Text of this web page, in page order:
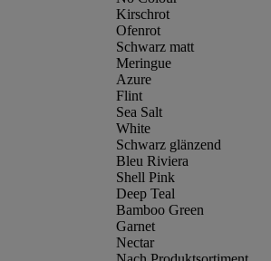
Kirschrot
Ofenrot
Schwarz matt
Meringue
Azure
Flint
Sea Salt
White
Schwarz glänzend
Bleu Riviera
Shell Pink
Deep Teal
Bamboo Green
Garnet
Nectar